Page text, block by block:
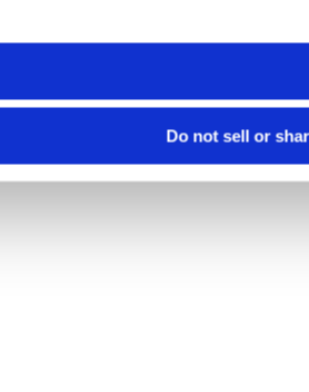
Do not sell or